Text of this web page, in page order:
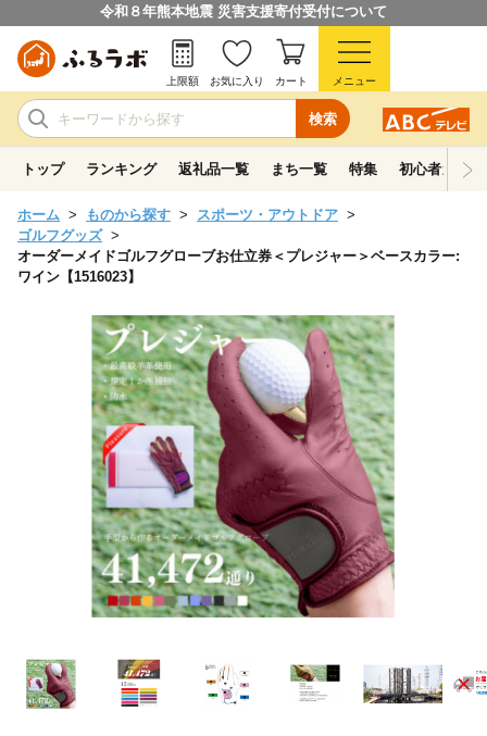
令和８年熊本地震 災害支援寄付受付について
検索
上限額 お気に入り カート メニュー
トップ ランキング 返礼品一覧 まち一覧 特集 初心者ガイド
ホーム ものから探す
スポーツ・アウトドア
ゴルフグッズ
オーダーメイドゴルフグローブお仕立券＜プレジャー＞ベースカラー:
ワイン【1516023】